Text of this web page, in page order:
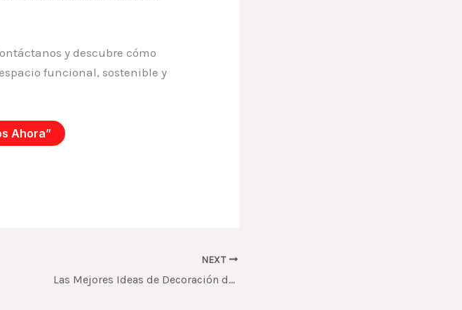
y descubre cómo
funcional, sostenible y
Ahora”
NEXT
Las Mejores Ideas de Decoración de Baños: Colores y Materiales que Transforman tu Vivienda en Boyacá